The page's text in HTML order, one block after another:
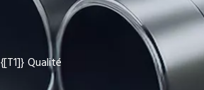
{[T1]} Qualité